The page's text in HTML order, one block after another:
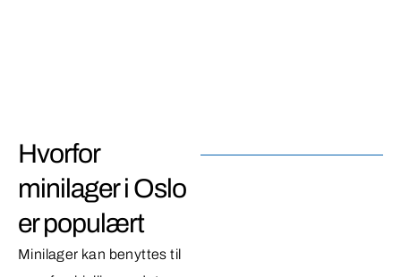
Hvorfor
minilager i Oslo
er populært
Minilager kan benyttes til